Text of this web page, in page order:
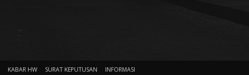
KABAR HW SURAT KEPUTUSAN INFORMASI